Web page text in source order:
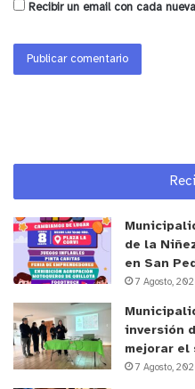
Recibir un email con cada
de la
en San
7 Agosto,
inversión
mejorar el
7 Agosto,